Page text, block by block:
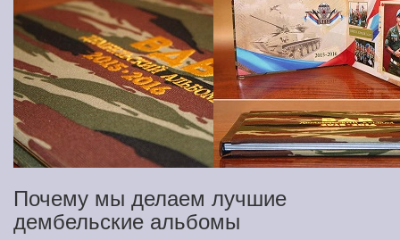
Почему мы делаем лучшие
дембельские альбомы